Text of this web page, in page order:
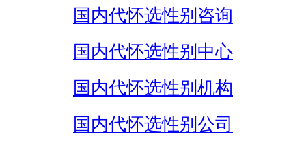
国内代怀选性别咨询
国内代怀选性别中心
国内代怀选性别机构
国内代怀选性别公司